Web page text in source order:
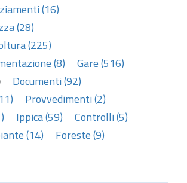
(16)
(28)
(225)
(8)
Gare (516)
Documenti (92)
Provvedimenti (2)
Ippica (59)
Controlli (5)
(14)
Foreste (9)